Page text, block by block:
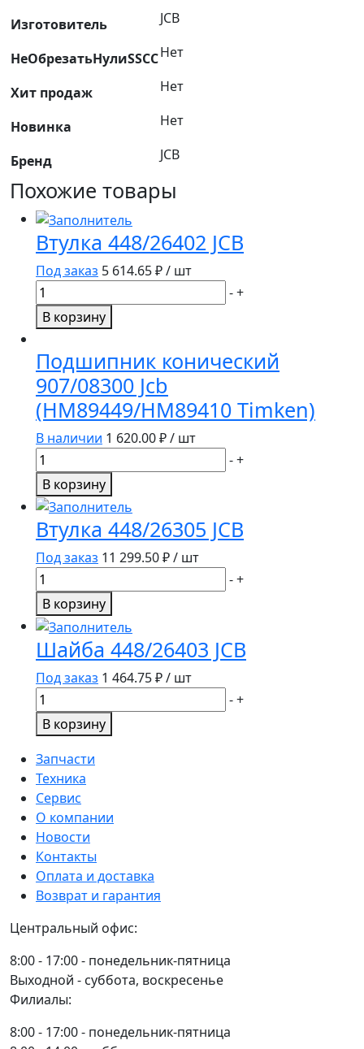
826/00892
Изготовитель JCB
НеОбрезатьНулиSSCCНет
Хит продаж Нет
Новинка Нет
Бренд JCB
Похожие товары
Втулка 448/26402 JCB
Под заказ 5 614.65₽ / шт
Количество
товара
Втулка
JCB
-+
В корзину
Подшипник конический
907/08300 Jcb
(HM89449/HM89410 Timken)
В наличии 1 620.00₽ / шт
Количество
товара
Подшипник
конический
907/08300 Jcb
(HM89449/HM89410
Timken)
-+
В корзину
Втулка 448/26305 JCB
Под заказ 11 299.50₽ / шт
Количество
товара
Втулка
448/26305
JCB
-+
В корзину
Шайба 448/26403 JCB
Под заказ 1 464.75₽ / шт
Количество
товара
Шайба
448/26403
JCB
-+
В корзину
Запчасти
Техника
Сервис
О компании
Новости
Контакты
Оплата и доставка
Возврат и гарантия
Центральный офис:
8:00 - 17:00 - понедельник-пятница
Выходной - суббота, воскресенье
Филиалы:
8:00 - 17:00 - понедельник-пятница